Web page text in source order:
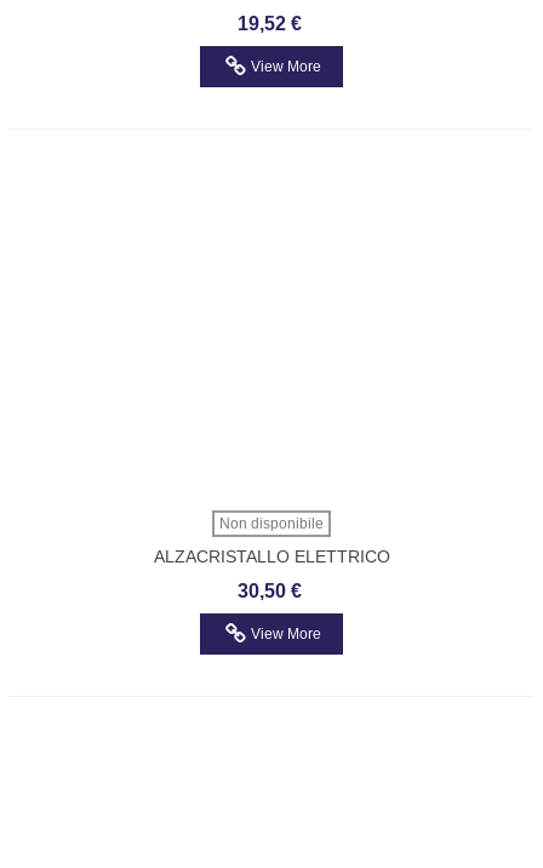
Grande Punto Rhiag
19,52 €
View More
Non disponibile
ALZACRISTALLO ELETTRICO
ANTERIORE SX RHIAG FIAT
30,50 €
View More